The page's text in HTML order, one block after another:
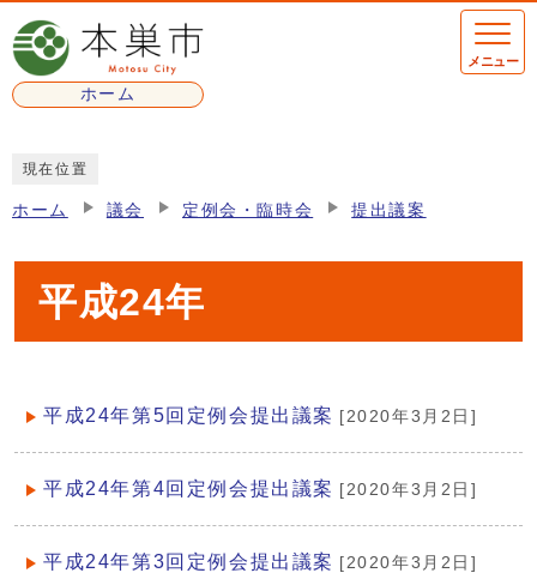
ページの先頭です
ホーム
メニュー
現在位置
ホーム 議会 定例会・臨時会 提出議案
平成24年
メインメニュー
平成24年第5回定例会提出議案 [2020年3月2日]
平成24年第4回定例会提出議案 [2020年3月2日]
平成24年第3回定例会提出議案 [2020年3月2日]